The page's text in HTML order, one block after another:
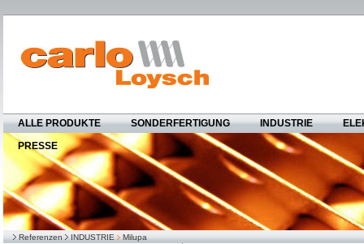
ALLE PRODUKTE SONDERFERTIGUNG INDUSTRIE
PRESSE
Referenzen INDUSTRIE Milupa